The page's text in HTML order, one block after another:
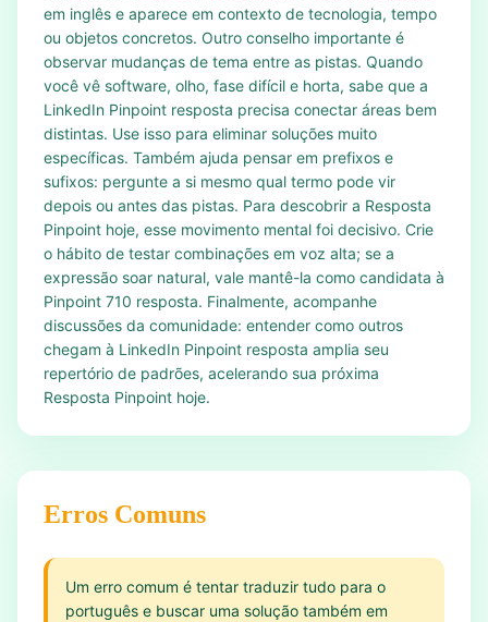
em inglês e aparece em contexto de tecnologia, tempo
ou objetos concretos. Outro conselho importante é
observar mudanças de tema entre as pistas. Quando
você vê software, olho, fase difícil e horta, sabe que a
LinkedIn Pinpoint resposta precisa conectar áreas bem
distintas. Use isso para eliminar soluções muito
específicas. Também ajuda pensar em prefixos e
sufixos: pergunte a si mesmo qual termo pode vir
depois ou antes das pistas. Para descobrir a Resposta
Pinpoint hoje, esse movimento mental foi decisivo. Crie
o hábito de testar combinações em voz alta; se a
expressão soar natural, vale mantê-la como candidata à
Pinpoint 710 resposta. Finalmente, acompanhe
discussões da comunidade: entender como outros
chegam à LinkedIn Pinpoint resposta amplia seu
repertório de padrões, acelerando sua próxima
Resposta Pinpoint hoje.
Erros Comuns
Um erro comum é tentar traduzir tudo para o
português e buscar uma solução também em